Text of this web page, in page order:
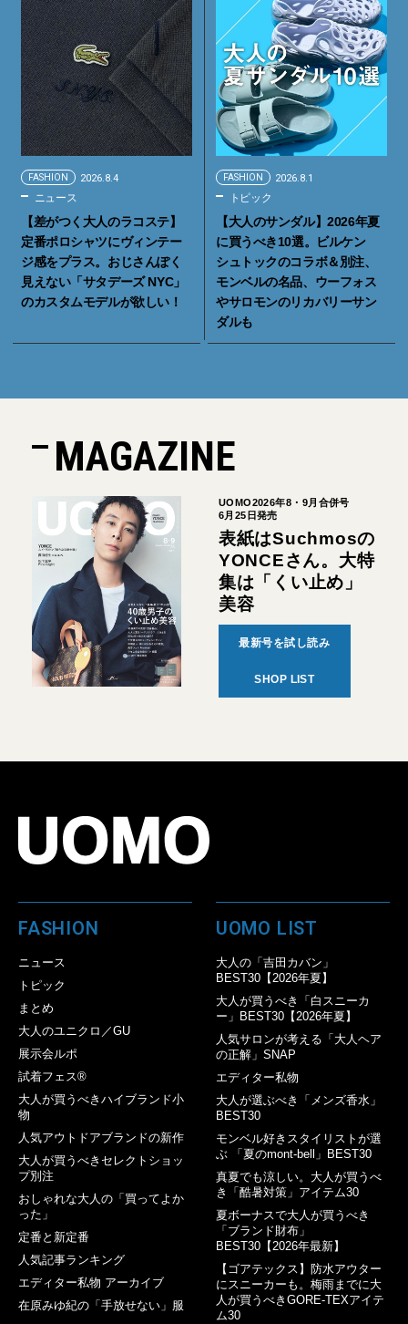
FASHION 2026.8.4
ニュース
【差がつく大人のラコステ】
定番ポロシャツにヴィンテー
ジ感をプラス。おじさんぽく
見えない「サタデーズ NYC」
のカスタムモデルが欲しい！
FASHION 2026.8.1
トピック
【大人のサンダル】2026年夏
に買うべき10選。ビルケン
シュトックのコラボ＆別注、
モンベルの名品、ウーフォス
やサロモンのリカバリーサン
ダルも
MAGAZINE
UOMO2026年8・9月合併号
6月25日発売
表紙はSuchmosの
YONCEさん。大特
集は「くい止め」
美容
最新号を試し読み
SHOP LIST
FASHION
ニュース
トピック
まとめ
大人のユニクロ／GU
展示会ルポ
試着フェス®︎
大人が買うべきハイブランド小
物
人気アウトドアブランドの新作
大人が買うべきセレクトショッ
プ別注
おしゃれな大人の「買ってよか
った」
定番と新定番
人気記事ランキング
エディター私物 アーカイブ
在原みゆ紀の「手放せない」服
UOMO LIST
大人の「吉田カバン」
BEST30【2026年夏】
大人が買うべき「白スニーカ
ー」BEST30【2026年夏】
人気サロンが考える「大人ヘア
の正解」SNAP
エディター私物
大人が選ぶべき「メンズ香水」
BEST30
モンベル好きスタイリストが選
ぶ 「夏のmont-bell」BEST30
真夏でも涼しい。大人が買うべ
き「酷暑対策」アイテム30
夏ボーナスで大人が買うべき
「ブランド財布」
BEST30【2026年最新】
【ゴアテックス】防水アウター
にスニーカーも。梅雨までに大
人が買うべきGORE-TEXアイテ
ム30